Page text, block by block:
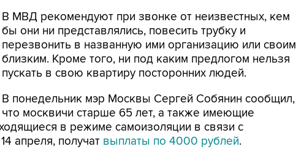
В МВД рекомендуют при звонке от неизвестных, кем
бы они ни представлялись, повесить трубку и
перезвонить в названную ими организацию или своим
близким. Кроме того, ни под каким предлогом нельзя
пускать в свою квартиру посторонних людей.
В понедельник мэр Москвы Сергей Собянин сообщил,
что москвичи старше 65 лет, а также имеющие
в режиме самоизоляции в связи с
апреля, получат выплаты по 4000 рублей.